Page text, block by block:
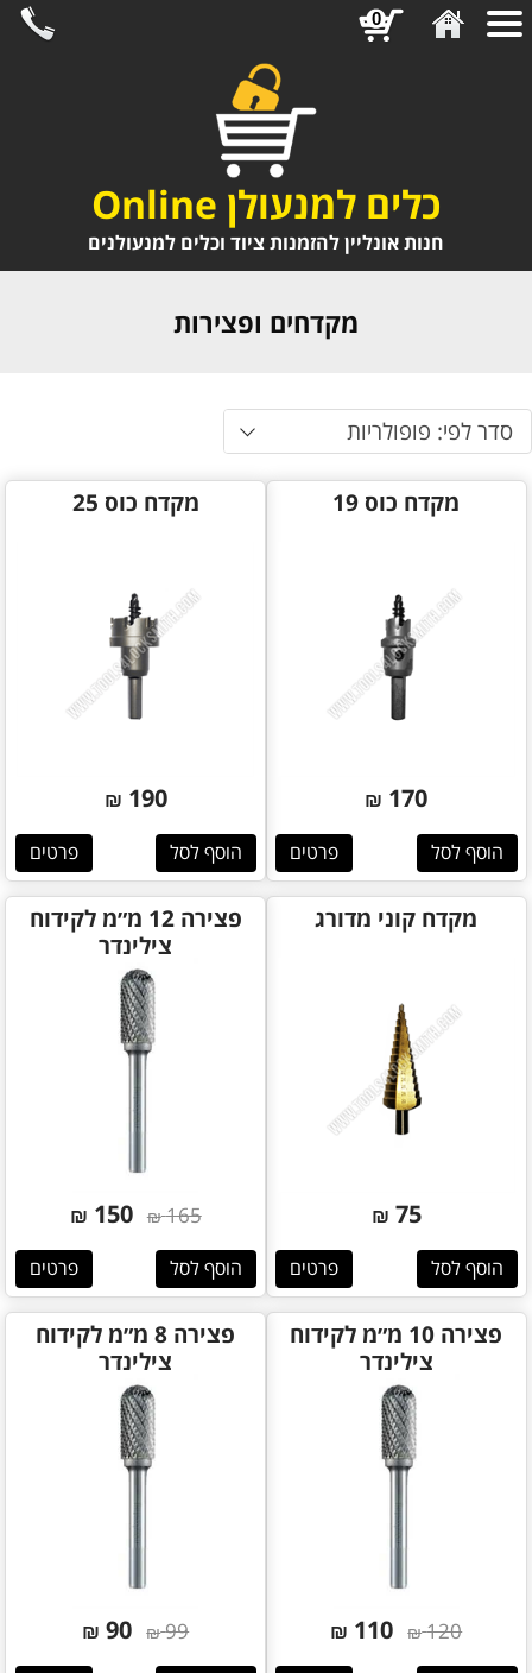
כלים למנעולן Online
חנות אונליין להזמנות ציוד וכלים למנעולנים
מקדחים ופצירות
סדר לפי: פופולריות
מקדח כוס 19
170
₪
הוסף לסל פרטים
מקדח כוס 25
190
₪
הוסף לסל פרטים
מקדח קוני מדורג
75
₪
הוסף לסל פרטים
פצירה 12 מ״מ לקידוח
צילינדר
165
₪
150
₪
הוסף לסל פרטים
פצירה 10 מ״מ לקידוח
צילינדר
120
₪
110
₪
פצירה 8 מ״מ לקידוח
צילינדר
99
₪
90
₪
0